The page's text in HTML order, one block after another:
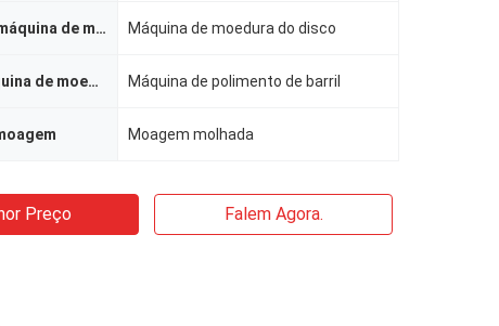
Tipo para a máquina de moedura Máquina de moedura do disco
Tipo da máquina de moedura Máquina de polimento de barril
Moagem molhada
Preço Falem Agora.